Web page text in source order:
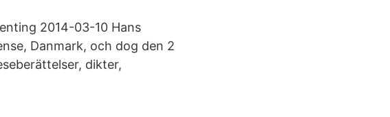
2014-03-10 Hans
Danmark, och dog den 2
dikter,